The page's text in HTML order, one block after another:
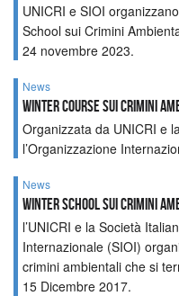
UNICRI e SIOI
School sui Crimini
24 novembre 2023.
News
Winter Course sui Crimini
Organizzata da UNICRI e
l’Organizzazione
News
Winter school sui crimini
l’UNICRI e la Società
Internazionale (SIOI)
crimini ambientali che si
15 Dicembre 2017.